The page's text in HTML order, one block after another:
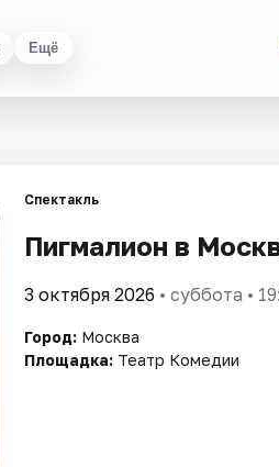
Ещё
Спектакль
Пигмалион в
3 октября 2026 • суббота •
Город: Москва
Площадка: Театр Комедии